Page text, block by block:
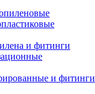
и фитинги
и фитинги